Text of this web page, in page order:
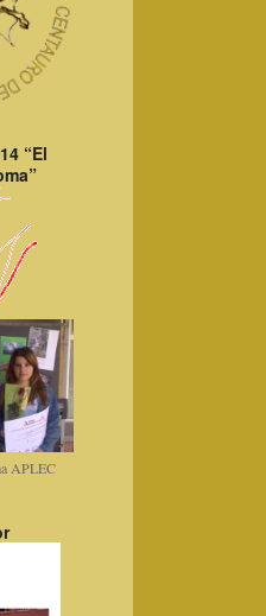
“El
APLEC